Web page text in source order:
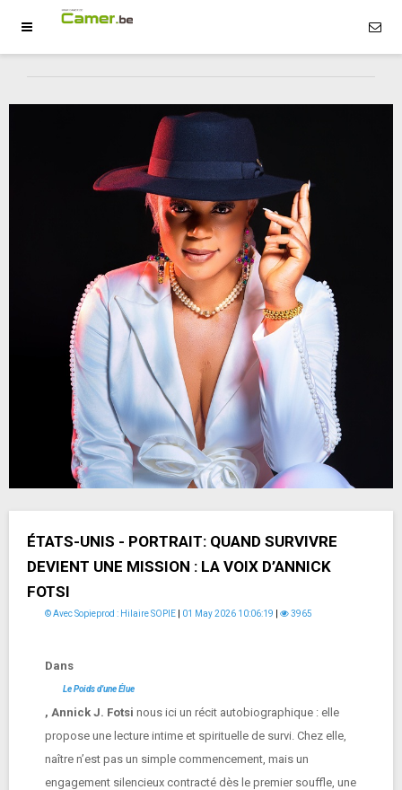
ÉTATS-UNIS - PORTRAIT: QUAND SURVIVRE
DEVIENT UNE MISSION : LA VOIX D’ANNICK
FOTSI
© Avec Sopieprod : Hilaire SOPIE 01 May 2026 10:06:19 3965
Dans
Le Poids d’une Élue
, Annick J. Fotsi nous ici un récit autobiographique : elle
propose une lecture intime et spirituelle de survi. Chez elle,
naître n’est pas un simple commencement, mais un
engagement silencieux contracté dès le premier souffle, une